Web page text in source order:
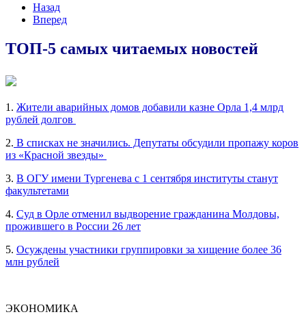
Назад
Вперед
ТОП-5 самых читаемых новостей
1. Жители аварийных домов добавили казне Орла 1,4 млрд
рублей долгов
2. В списках не значились. Депутаты обсудили пропажу коров
из «Красной звезды»
3. В ОГУ имени Тургенева с 1 сентября институты станут
факультетами
4. Суд в Орле отменил выдворение гражданина Молдовы,
прожившего в России 26 лет
5. Осуждены участники группировки за хищение более 36
млн рублей
ЭКОНОМИКА